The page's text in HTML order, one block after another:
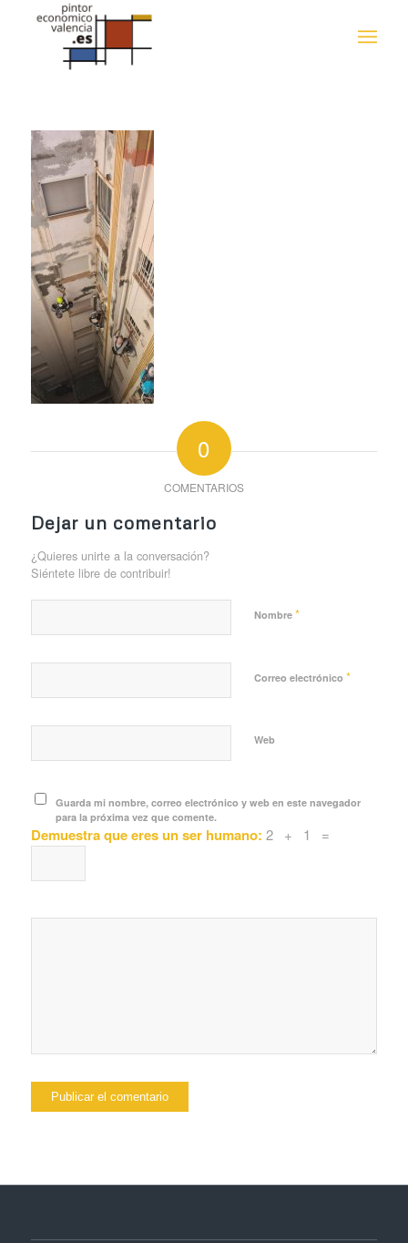
0
COMENTARIOS
Dejar un comentario
¿Quieres unirte a la conversación?
Siéntete libre de contribuir!
Nombre *
Correo electrónico *
Web
Guarda mi nombre, correo electrónico y web en este navegador
para la próxima vez que comente.
Demuestra que eres un ser humano: 2 + 1 =